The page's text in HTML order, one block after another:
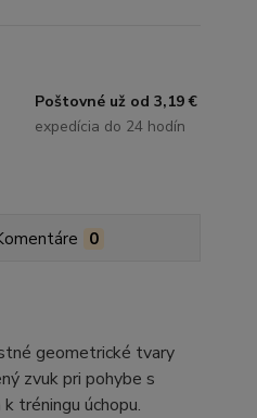
Poštovné už od 3,19 €
expedícia do 24 hodín
0
geometrické tvary
zvuk pri pohybe s
tréningu úchopu.